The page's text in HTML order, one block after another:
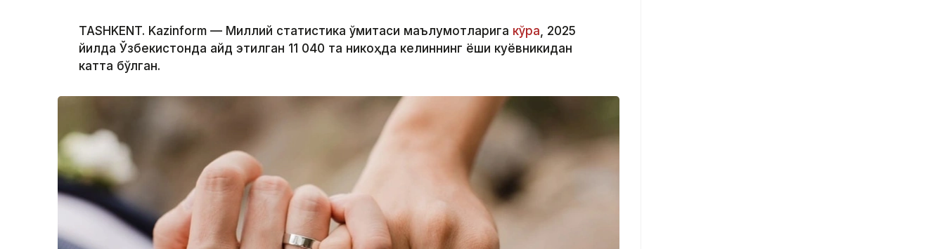
TASHKENT. Kazinform — Миллий статистика қўмитаси маълумотларига кўра, 2025
йилда Ўзбекистонда қайд этилган 11 040 та никоҳда келиннинг ёши куёвникидан
катта бўлган.